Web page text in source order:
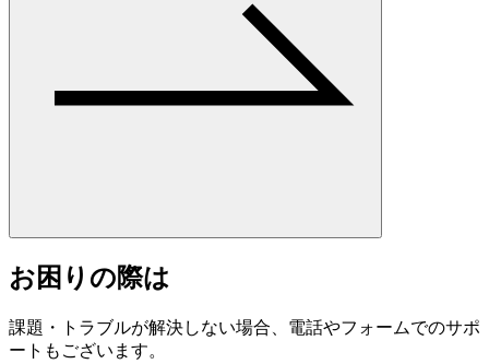
お困りの際は
課題・トラブルが解決しない場合、電話やフォームでのサポ
ートもございます。